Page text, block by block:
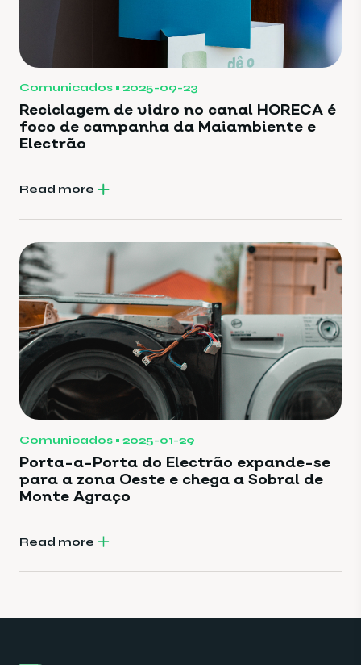
Comunicados 2025-09-23
Reciclagem de vidro no canal HORECA é
foco de campanha da Maiambiente e
Electrão
Read more
Comunicados 2025-01-29
Porta-a-Porta do Electrão expande-se
para a zona Oeste e chega a Sobral de
Monte Agraço
Read more